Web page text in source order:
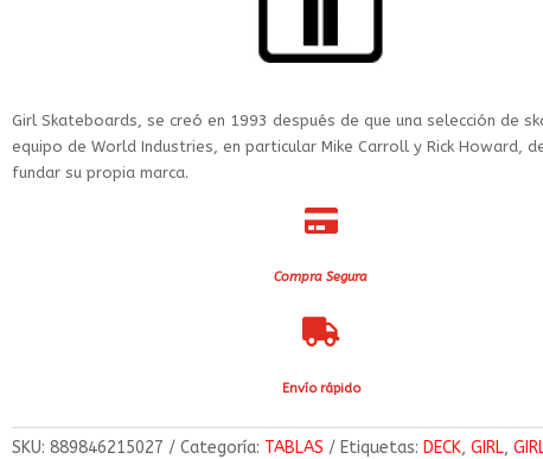
Girl Skateboards, se creó en 1993 después de que una selección de
equipo de World Industries, en particular Mike Carroll y Rick Howard,
fundar su propia marca.

Compra Segura

Envío rápido
SKU:889846215027 Categoría: TABLAS Etiquetas: DECK,GIRL,